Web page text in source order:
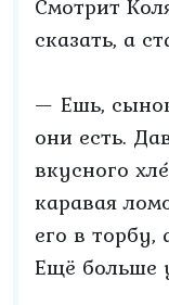
Смотрит
сказать, а
— Ешь,
они есть.
вкусного
каравая
его в торбу,
Ещё больше